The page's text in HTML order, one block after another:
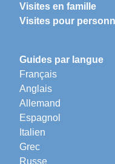
Visites en famille
Visites pour
Guides par langue
Français
Anglais
Allemand
Espagnol
Italien
Grec
Russe